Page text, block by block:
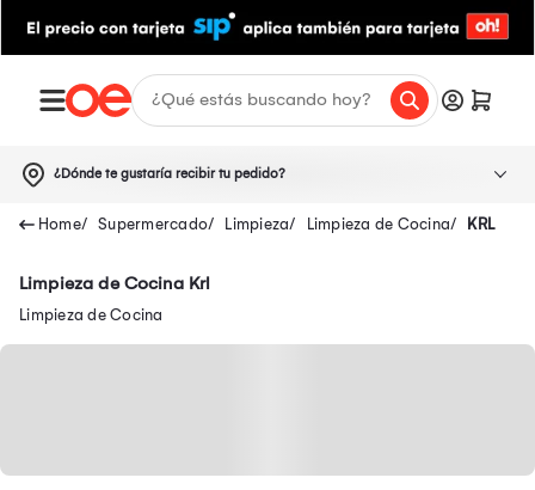
¿Dónde te gustaría recibir tu pedido?
Supermercado Limpieza Limpieza de Cocina KRL
Limpieza de Cocina Krl
Limpieza de Cocina